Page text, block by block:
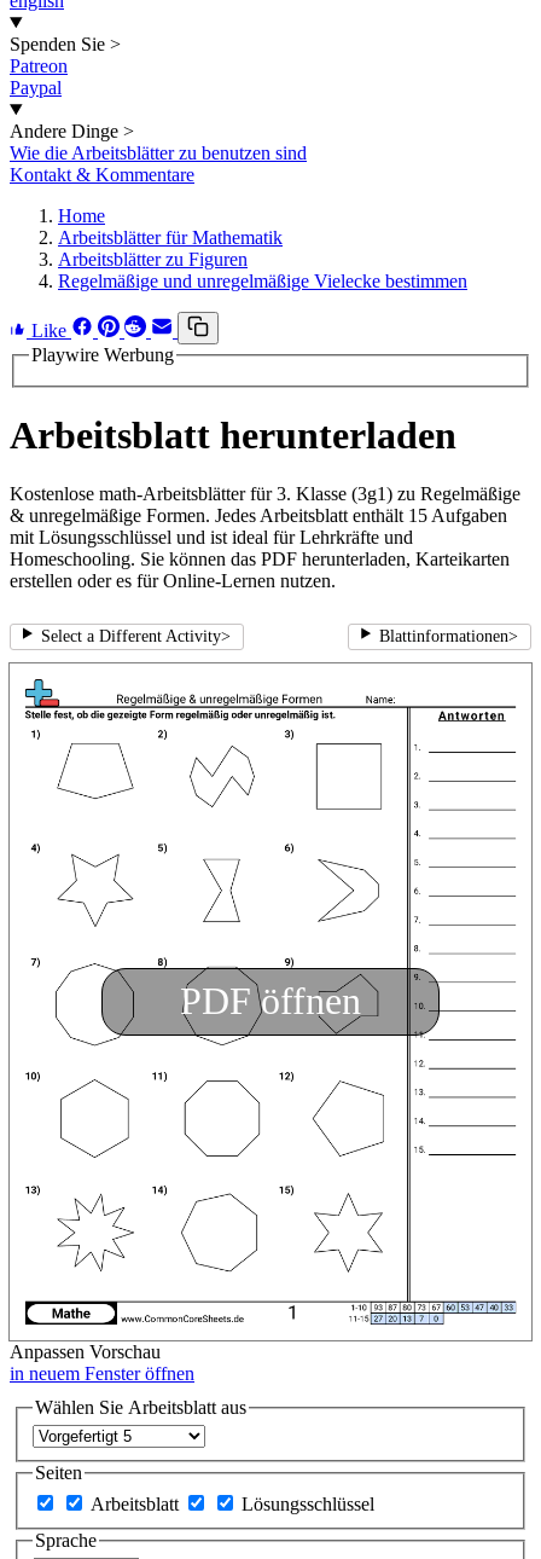
Spenden Sie >
Patreon
Paypal
Andere Dinge >
Wie die Arbeitsblätter zu benutzen sind
Kontakt & Kommentare
Home
Arbeitsblätter für Mathematik
Arbeitsblätter zu Figuren
Regelmäßige und unregelmäßige Vielecke bestimmen
Like
Playwire Werbung
Arbeitsblatt herunterladen
Kostenlose math-Arbeitsblätter für 3. Klasse (3g1) zu Regelmäßige
& unregelmäßige Formen. Jedes Arbeitsblatt enthält 15 Aufgaben
mit Lösungsschlüssel und ist ideal für Lehrkräfte und
Homeschooling. Sie können das PDF herunterladen, Karteikarten
erstellen oder es für Online-Lernen nutzen.
Select a Different Activity> Blattinformationen>
PDF öffnen
Anpassen Vorschau
in neuem Fenster öffnen
Wählen Sie Arbeitsblatt aus
Seiten
Arbeitsblatt
Lösungsschlüssel
Sprache